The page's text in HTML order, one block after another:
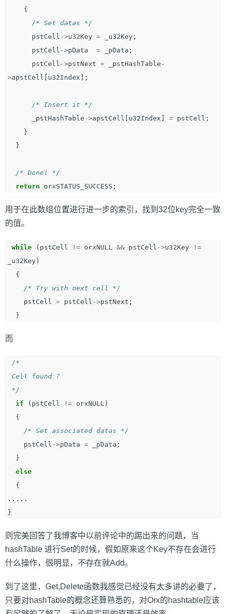
{
/* Set datas */
pstCell ->u32Key = _u32Key ;
pstCell ->pData = _pData ;
pstCell ->pstNext = _pstHashTable -
>apstCell u32Index ];
/* Insert it */
_pstHashTable ->apstCell u32Index = pstCell ;
}
}
/* Done! */
return
orxSTATUS_SUCCESS ;
用于在此数组位置进行进一步的索引，找到32位key完全一致
的值。
while ( pstCell != orxNULL && pstCell ->u32Key
!=
_u32Key )
{
/* Try with next cell */
pstCell = pstCell ->pstNext ;
}
而
/*
*/
if
( pstCell != orxNULL )
{
/* Set associated datas */
pstCell ->pData = _pData ;
}
else
{
.....
}
则完美回答了我博客中以前评论中的踢出来的问题，当
hashTable 进行Set的时候，假如原来这个Key不存在会进行
什么操作，很明显，不存在就Add。
到了这里，Get,Delete函数我感觉已经没有太多讲的必要了，
只要对hashTable的概念还算熟悉的，对Orx的hashtable应该